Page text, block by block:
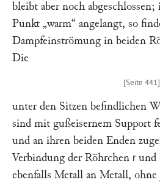
bleibt aber noch
Punkt „warm“ angelangt, so
Dampfeinströmung in beiden
Die
unter den Sitzen befindlichen
sind mit gußeisernem Support
und an ihren beiden Enden
Verbindung der Röhrchen r und
ebenfalls Metall an Metall,